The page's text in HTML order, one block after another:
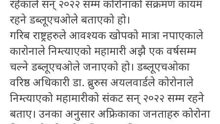
रहेकाले सन् २०२२ सम्म कोरोनाको संक्रमण कायम
रहने डब्लूएचओले बताएको हो।
गरिब राष्ट्रहरुले आवश्यक खोपको मात्रा नपाएकाले
कारोनाले निम्त्याएको महामारी अझै एक वर्षसम्म
चल्ने डब्लूएचओले जनाएको हो। डब्लूएचओका
वरिष्ठ अधिकारी डा. ब्रुरुस अयलवार्डले कोरोनाले
निम्त्याएको महामारीको संकट सन् २०२२ सम्म रहने
बताए। उनका अनुसार अफ्रिकाका जनताहरु कोरोना